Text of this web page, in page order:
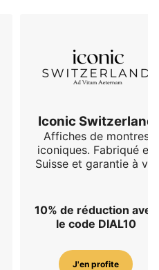
Iconic Switzerland
Affiches de montres
iconiques. Fabriqué en
Suisse et garantie à vie
10% de réduction avec
le code DIAL10
J'en profite